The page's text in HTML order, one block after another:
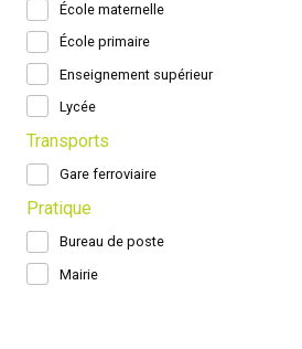
École maternelle
École primaire
Enseignement supérieur
Lycée
Transports
Gare ferroviaire
Pratique
Bureau de poste
Mairie